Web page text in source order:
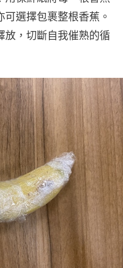
選擇包裹整根香蕉。
放，切斷自我催熟的循